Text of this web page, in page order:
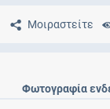
Μοιραστείτε
Φωτογραφία